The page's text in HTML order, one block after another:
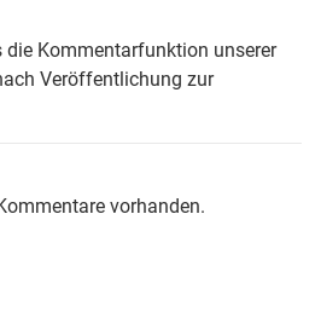
die Kommentarfunktion unserer
Veröffentlichung zur
vorhanden.